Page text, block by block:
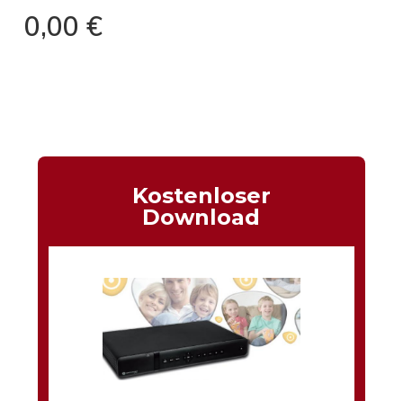
0,00 €
Kostenloser
Download